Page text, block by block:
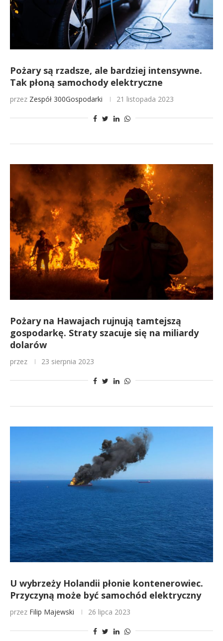
Pożary są rzadsze, ale bardziej intensywne.
Tak płoną samochody elektryczne
przez Zespół 300Gospodarki 21 listopada 2023
Pożary na Hawajach rujnują tamtejszą
gospodarkę. Straty szacuje się na miliardy
dolarów
przez 23 sierpnia 2023
U wybrzeży Holandii płonie kontenerowiec.
Przyczyną może być samochód elektryczny
przez Filip Majewski 26 lipca 2023